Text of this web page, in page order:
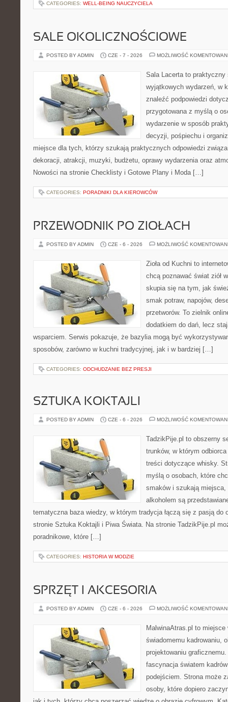
CATEGORIES: WELL-BEING NAUCZYCIELA
SALE OKOLICZNOŚCIOWE
POSTED BY ADMIN CZE - 7 - 2026 MOŻLIWOŚĆ
Sala Lacerta to praktyczny
wyjątkowych wydarzeń, w
znaleźć podpowiedzi
przygotowana z myślą o
wydarzenie w sposób
decyzji, pośpiechu i
miejsce dla tych, którzy szukają praktycznych odpowiedzi
dekoracji, atrakcji, muzyki, budżetu, oprawy wydarzenia oraz
Nowości na stronie Checklisty i Gotowe Plany i Moda […]
CATEGORIES: PORADNIKI DLA KIEROWCÓW
PRZEWODNIK PO ZIOŁACH
POSTED BY ADMIN CZE - 6 - 2026 MOŻLIWOŚĆ
Zioła od Kuchni to
chcą poznawać świat ziół
skupia się na tym, jak
smak potraw, napojów,
przetworów. To zielnik
dodatkiem do dań, lecz
wsparciem. Serwis pokazuje, że bazylia mogą być
sposobów, zarówno w kuchni tradycyjnej, jak i w bardziej […]
CATEGORIES: ODCHUDZANIE BEZ PRESJI
SZTUKA KOKTAJLI
POSTED BY ADMIN CZE - 6 - 2026 MOŻLIWOŚĆ
TadzikPije.pl to obszerny
trunków, w którym
treści dotyczące whisky.
myślą o osobach, które
smaków i szukają
alkoholem są
tematyczna baza wiedzy, w którym tradycja łączą się z pasją do
stronie Sztuka Koktajli i Piwa Świata. Na stronie TadzikPije.pl
poradnikowe, które […]
CATEGORIES: HISTORIA W MODZIE
SPRZĘT I AKCESORIA
POSTED BY ADMIN CZE - 6 - 2026 MOŻLIWOŚĆ
MalwinaAtras.pl to
świadomemu kadrowaniu,
projektowaniu
fascynacja światem
podejściem. Strona może
osoby, które dopiero